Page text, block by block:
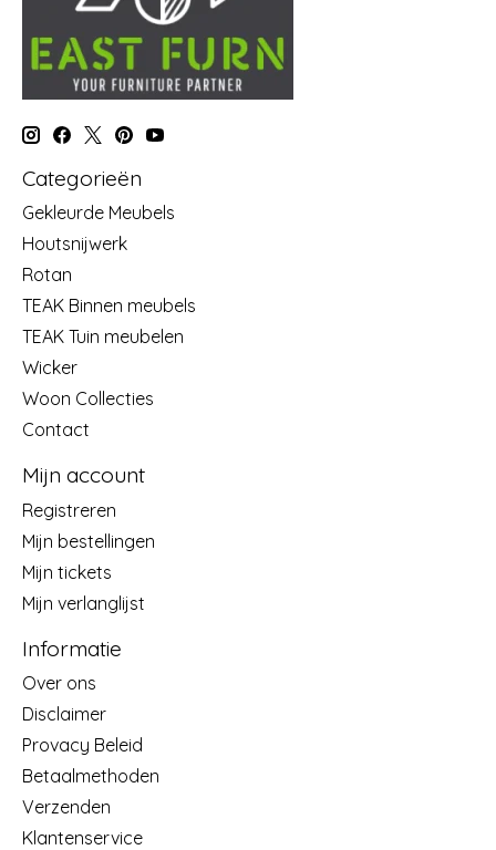
Categorieën
Gekleurde Meubels
Houtsnijwerk
Rotan
TEAK Binnen meubels
TEAK Tuin meubelen
Wicker
Woon Collecties
Contact
Mijn account
Registreren
Mijn bestellingen
Mijn tickets
Mijn verlanglijst
Informatie
Over ons
Disclaimer
Provacy Beleid
Betaalmethoden
Verzenden
Klantenservice